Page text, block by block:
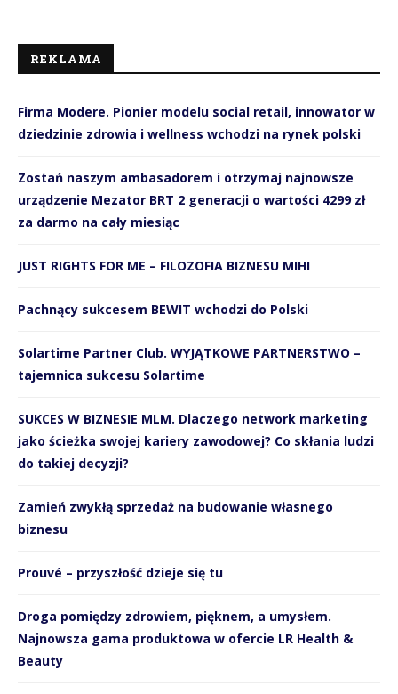
REKLAMA
Firma Modere. Pionier modelu social retail, innowator w
dziedzinie zdrowia i wellness wchodzi na rynek polski
Zostań naszym ambasadorem i otrzymaj najnowsze
urządzenie Mezator BRT 2 generacji o wartości 4299 zł
za darmo na cały miesiąc
JUST RIGHTS FOR ME – FILOZOFIA BIZNESU MIHI
Pachnący sukcesem BEWIT wchodzi do Polski
Solartime Partner Club. WYJĄTKOWE PARTNERSTWO –
tajemnica sukcesu Solartime
SUKCES W BIZNESIE MLM. Dlaczego network marketing
jako ścieżka swojej kariery zawodowej? Co skłania ludzi
do takiej decyzji?
Zamień zwykłą sprzedaż na budowanie własnego
biznesu
Prouvé – przyszłość dzieje się tu
Droga pomiędzy zdrowiem, pięknem, a umysłem.
Najnowsza gama produktowa w ofercie LR Health &
Beauty